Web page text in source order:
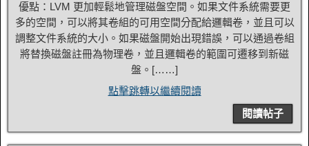
優點：LVM 更加輕鬆地管理磁盤空間。如果文件系統需要更
多的空間，可以將其卷組的可用空間分配給邏輯卷，並且可以
調整文件系統的大小。如果磁盤開始出現錯誤，可以通過卷組
將替換磁盤註冊為物理卷，並且邏輯卷的範圍可遷移到新磁
盤。[……]
點擊跳轉以繼續閱讀
閱讀帖子